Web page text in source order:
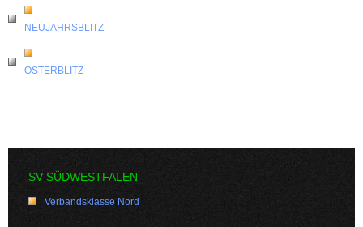
NEUJAHRSBLITZ
OSTERBLITZ
SV SÜDWESTFALEN
Verbandsklasse Nord